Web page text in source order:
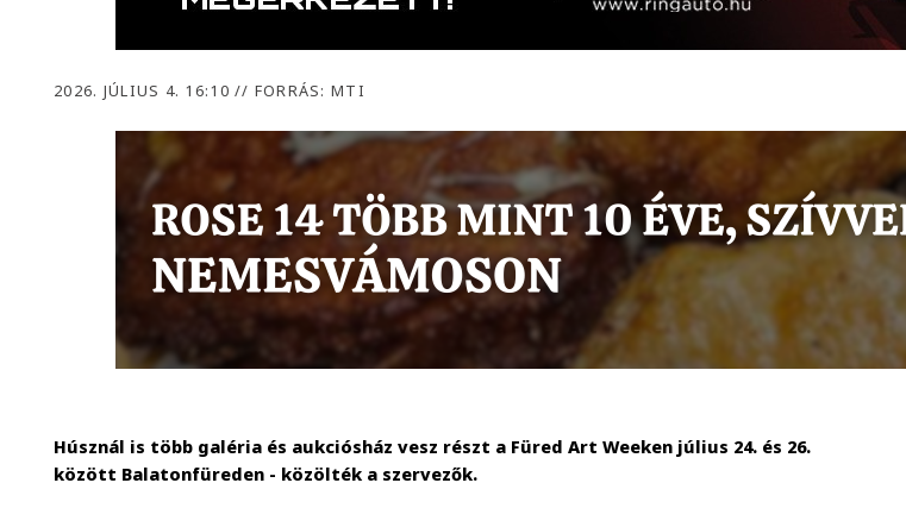
2026. JÚLIUS 4. 16:10// FORRÁS: MTI
Húsznál is több galéria és aukciósház vesz részt a Füred Art Weeken július 24. és 26.
között Balatonfüreden - közölték a szervezők.